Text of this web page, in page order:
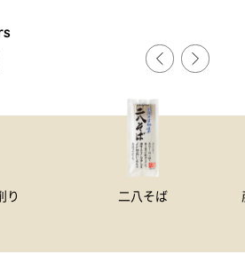
り 二八そば